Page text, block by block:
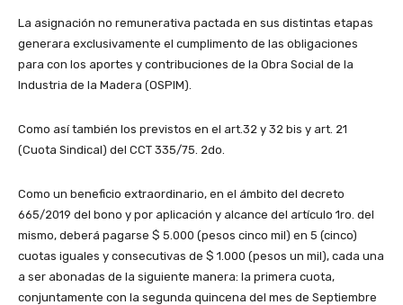
La asignación no remunerativa pactada en sus distintas etapas
generara exclusivamente el cumplimento de las obligaciones
para con los aportes y contribuciones de la Obra Social de la
Industria de la Madera (OSPIM).
Como así también los previstos en el art.32 y 32 bis y art. 21
(Cuota Sindical) del CCT 335/75. 2do.
Como un beneficio extraordinario, en el ámbito del decreto
665/2019 del bono y por aplicación y alcance del artículo 1ro. del
mismo, deberá pagarse $ 5.000 (pesos cinco mil) en 5 (cinco)
cuotas iguales y consecutivas de $ 1.000 (pesos un mil), cada una
a ser abonadas de la siguiente manera: la primera cuota,
conjuntamente con la segunda quincena del mes de Septiembre